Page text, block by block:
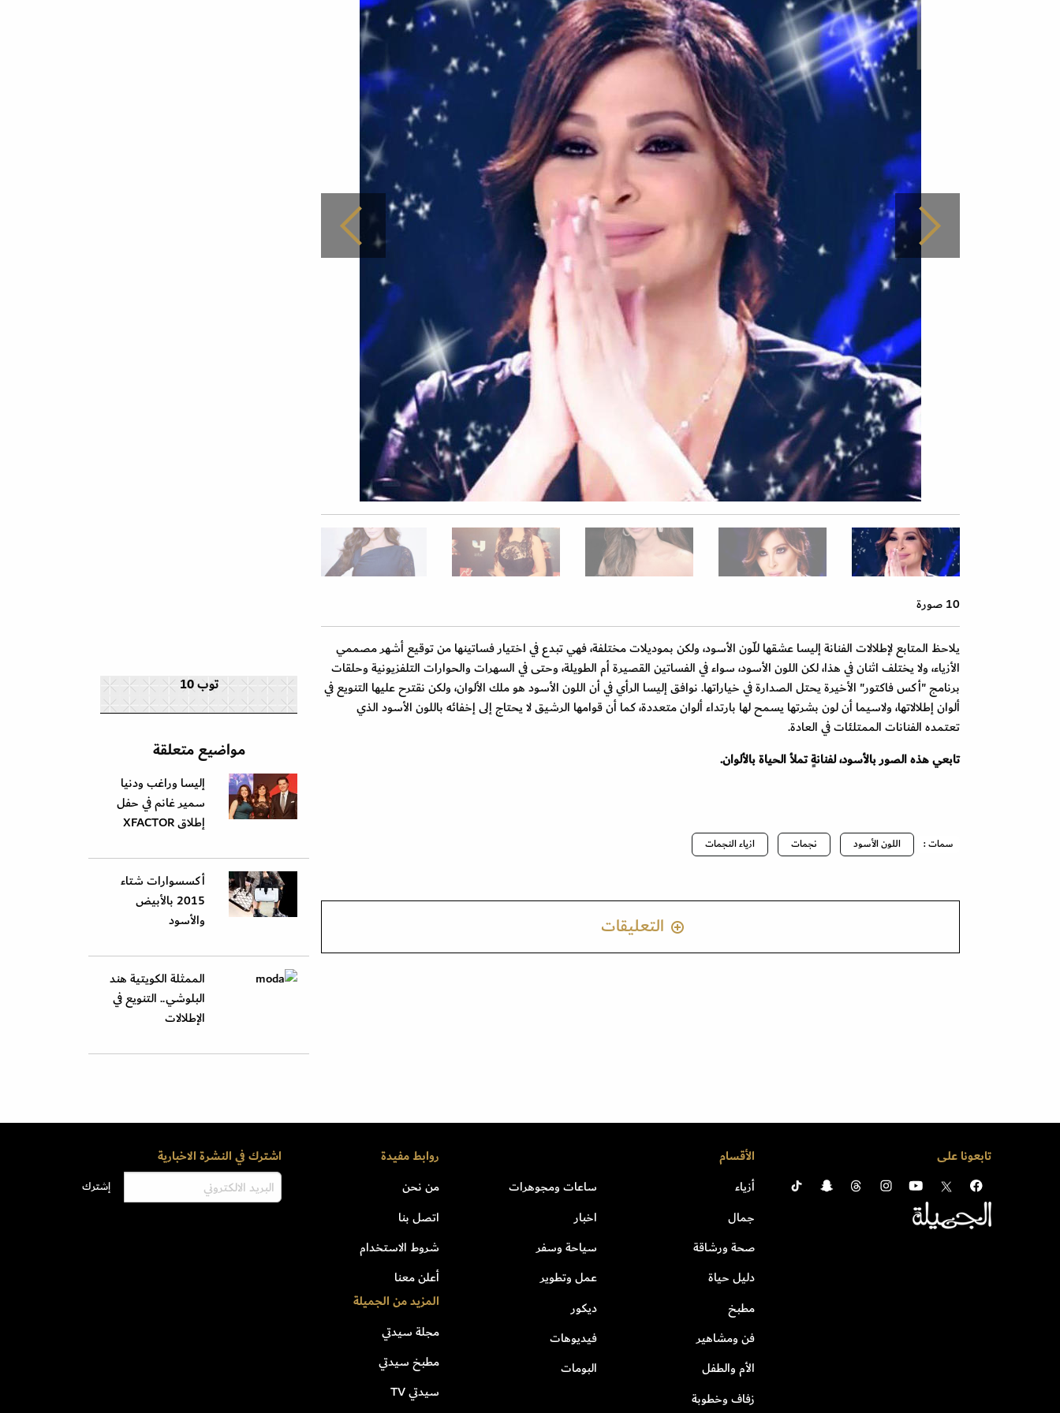
10 صورة
يلاحظ المتابع لإطلالات الفنانة إليسا عشقها للّون الأسود، ولكن بموديلات مختلفة، فهي تبدع في اختيار فساتينها من توقيع أشهر مصممي
الأزياء، ولا يختلف اثنان في هذا، لكن اللون الأسود، سواء في الفساتين القصيرة أم الطويلة، وحتى في السهرات والحوارات التلفزيونية وحلقات
برنامج "أكس فاكتور" الأخيرة يحتل الصدارة في خياراتها. نوافق إليسا الرأي في أن اللون الأسود هو ملك الألوان، ولكن نقترح عليها التنويع في
ألوان إطلالاتها، ولاسيما أن لون بشرتها يسمح لها بارتداء ألوان متعددة، كما أن قوامها الرشيق لا يحتاج إلى إخفائه باللون الأسود الذي
تعتمده الفنانات الممتلئات في العادة.
تابعي هذه الصور بالأسود، لفنانةٍ تملأ الحياة بالألوان.
سمات : اللون الأسود نجمات ازياء النجمات
التعليقات
توب 10
مواضيع متعلقة
إليسا وراغب ودنيا
سمير غانم في حفل
إطلاق XFACTOR
أكسسوارات شتاء
2015 بالأبيض
والأسود
الممثلة الكويتية هند
البلوشي.. التنويع في
الإطلالات
تابعونا على الأقسام
أزياء
جمال
صحة ورشاقة
دليل حياة
مطبخ
فن ومشاهير
الأم والطفل
زفاف وخطوبة
ساعات ومجوهرات
اخبار
سياحة وسفر
عمل وتطوير
ديكور
فيديوهات
البومات
روابط مفيدة
من نحن
اتصل بنا
شروط الاستخدام
أعلن معنا
المزيد من الجميلة
مجلة سيدتي
مطبخ سيدتي
سيدتي TV
اشترك في النشرة الاخبارية